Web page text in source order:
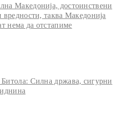
Македонија, достоинствени
вредности, таква Македонија
нема да отстапиме
Силна држава, сигурни